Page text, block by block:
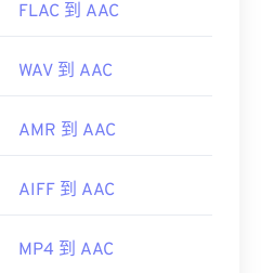
FLAC 到 AAC
WAV 到 AAC
AMR 到 AAC
AIFF 到 AAC
MP4 到 AAC